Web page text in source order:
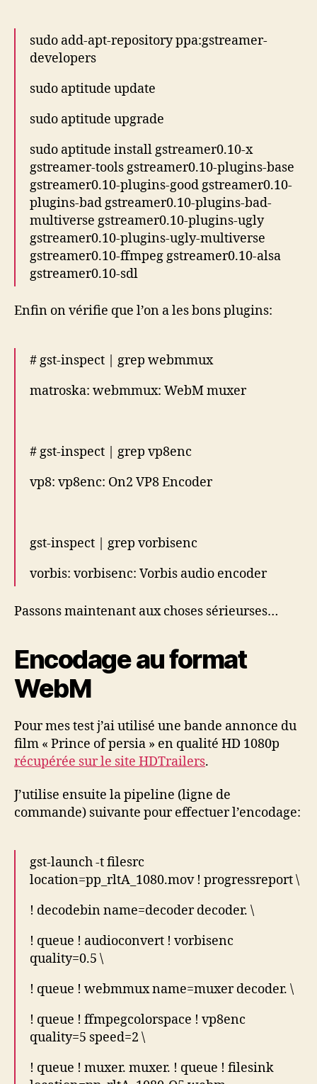
sudo add-apt-repository ppa:gstreamer-
developers
sudo aptitude update
sudo aptitude upgrade
sudo aptitude install gstreamer0.10-x
gstreamer-tools gstreamer0.10-plugins-base
gstreamer0.10-plugins-good gstreamer0.10-
plugins-bad gstreamer0.10-plugins-bad-
multiverse gstreamer0.10-plugins-ugly
gstreamer0.10-plugins-ugly-multiverse
gstreamer0.10-ffmpeg gstreamer0.10-alsa
gstreamer0.10-sdl
Enfin on vérifie que l’on a les bons plugins:
# gst-inspect | grep webmmux
matroska: webmmux: WebM muxer
# gst-inspect | grep vp8enc
vp8: vp8enc: On2 VP8 Encoder
gst-inspect | grep vorbisenc
vorbis: vorbisenc: Vorbis audio encoder
Passons maintenant aux choses sérieurses…
Encodage au format
WebM
Pour mes test j’ai utilisé une bande annonce du
film « Prince of persia » en qualité HD 1080p
récupérée sur le site HDTrailers.
J’utilise ensuite la pipeline (ligne de
commande) suivante pour effectuer l’encodage:
gst-launch -t filesrc
location=pp_rltA_1080.mov ! progressreport \
! decodebin name=decoder decoder. \
! queue ! audioconvert ! vorbisenc
quality=0.5 \
! queue ! webmmux name=muxer decoder. \
! queue ! ffmpegcolorspace ! vp8enc
quality=5 speed=2 \
! queue ! muxer. muxer. ! queue ! filesink